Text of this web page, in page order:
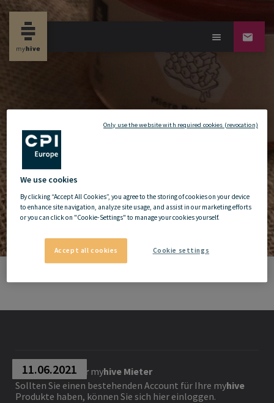
new propertynews
11.06.2021
Loginbereich fürmyhive Mieter
Sollten Sie einen bestehenden Account für Ihre myhive
Produkte haben, können Sie sich hier einloggen.
We use cookies
By clicking “Accept All Cookies”, you agree to the storing of cookies on your device
to enhance site navigation, analyze site usage, and assist in our marketing efforts
or you can click on "Cookie-Settings" to manage your cookies yourself.
Accept all cookies Cookie settings
Only use the website with required cookies (revocation)